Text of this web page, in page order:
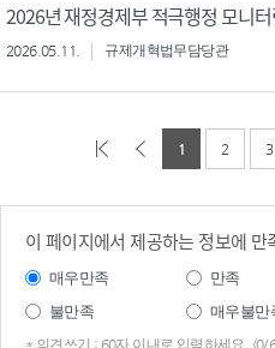
2026년 재정경제부 적극행정 모니
2026.05.11. 규제개혁법무담당관
1 2 3
이 페이지에서 제공하는 정보에 만
매우만족 만족
불만족
매우불만